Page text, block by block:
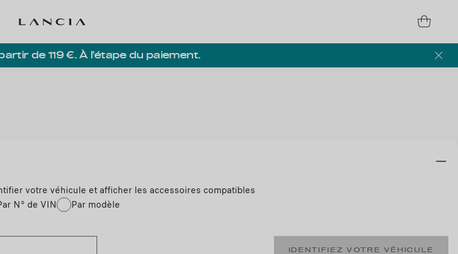
de 119 €. À l’étape du paiement.
votre véhicule et afficher les accessoires compatibles
Par modèle
N° de VIN
IDENTIFIEZ VOTRE VÉHICULE